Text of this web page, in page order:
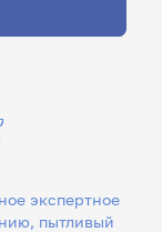
экспертное
пытливый